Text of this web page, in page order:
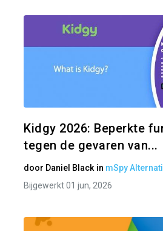
Kidgy 2026: Beperkte
tegen de gevaren van...
door Daniel Black in mSpy
Bijgewerkt 01 jun, 2026